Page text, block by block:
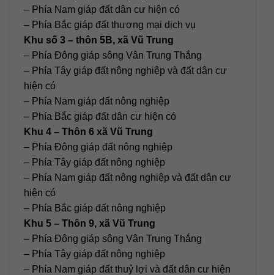
– Phía Nam giáp đất dân cư hiện có
– Phía Bắc giáp đất thương mại dịch vụ
Khu số 3 – thôn 5B, xã Vũ Trung
– Phía Đông giáp sông Vân Trung Thắng
– Phía Tây giáp đất nông nghiệp và đất dân cư
hiện có
– Phía Nam giáp đất nông nghiệp
– Phía Bắc giáp đất dân cư hiện có
Khu 4 – Thôn 6 xã Vũ Trung
– Phía Đông giáp đất nông nghiệp
– Phía Tây giáp đất nông nghiệp
– Phía Nam giáp đất nông nghiệp và đất dân cư
hiện có
– Phía Bắc giáp đất nông nghiệp
Khu 5 – Thôn 9, xã Vũ Trung
– Phía Đông giáp sông Vân Trung Thắng
– Phía Tây giáp đất nông nghiệp
– Phía Nam giáp đất thuỷ lợi và đất dân cư hiện